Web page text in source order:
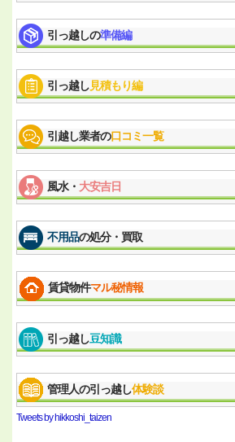
引っ越しの準備編
引っ越し見積もり編
引越し業者の口コミ一覧
風水・ 大安吉日
不用品の処分・買取
賃貸物件マル秘情報
引っ越し豆知識
管理人の引っ越し体験談
Tweets by hikkoshi_taizen